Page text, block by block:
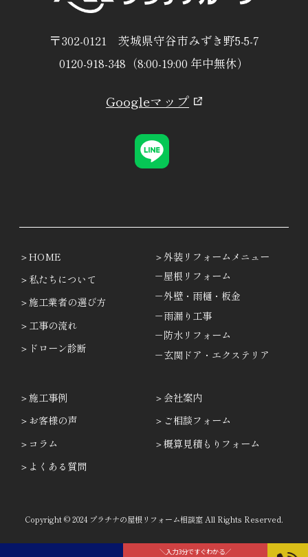
〒302-0121 茨城県守谷市みずき野5-5-7
0120-918-348（8:00-19:00 年中無休）
Googleマップ
HOME
私たちについて
施工業者の選び方
工事の流れ
ドローン診断
外装リフォームメニュー
－屋根リフォーム
－外壁・雨樋・板金
－雨漏り工事
－防水リフォーム
－玄関ドア・エクステリア
施工事例
お客様の声
コラム
よくある質問
会社案内
ご相談フォーム
概算見積もりフォーム
Copyright © 2024 プラチナの屋根リフォーム相談室 All Rights Reserved.
＼入力3分ですぐわかる／